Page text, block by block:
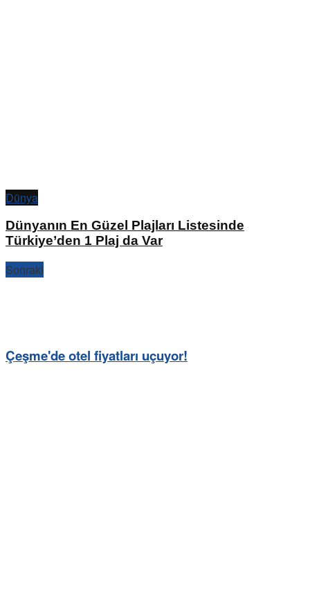
Dünya
Dünyanın En Güzel Plajları Listesinde
Türkiye’den 1 Plaj da Var
Sonraki
Çeşme'de otel fiyatları uçuyor!